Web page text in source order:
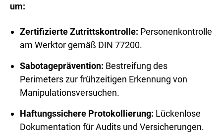
um:
Zertifizierte Zutrittskontrolle: Personenkontrolle
am Werktor gemäß DIN 77200.
Sabotageprävention: Bestreifung des
Perimeters zur frühzeitigen Erkennung von
Manipulationsversuchen.
Haftungssichere Protokollierung: Lückenlose
Dokumentation für Audits und Versicherungen.